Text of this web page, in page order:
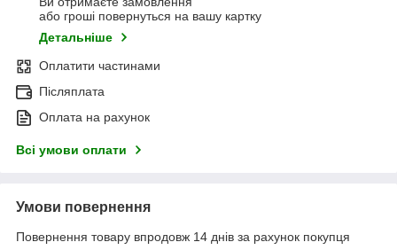
або гроші повернуться на вашу картку
Детальніше
Оплатити частинами
Післяплата
Оплата на рахунок
Всі умови оплати
Умови повернення
Повернення товару впродовж 14 днів за рахунок покупця